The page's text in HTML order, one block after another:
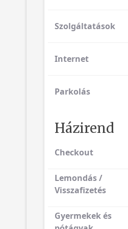
Szolgáltatások
Internet
Parkolás
Házirend
Checkout
Lemondás /
Visszafizetés
Gyermekek és